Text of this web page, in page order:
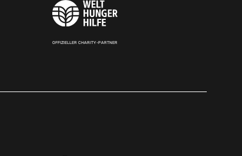
OFFIZIELLER CHARITY-PARTNER